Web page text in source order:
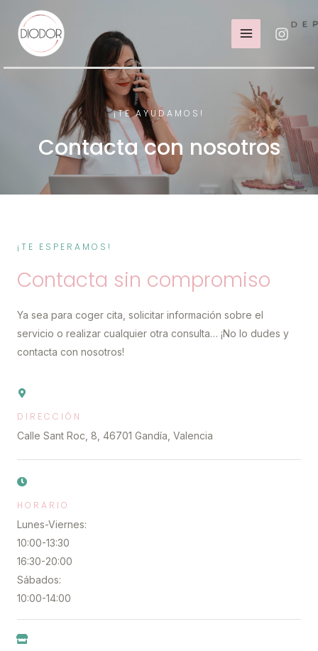
¡TE AYUDAMOS!
Contacta con nosotros
¡TE ESPERAMOS!
Contacta sin compromiso
Ya sea para coger cita, solicitar información sobre el
servicio o realizar cualquier otra consulta… ¡No lo dudes y
contacta con nosotros!
DIRECCIÓN
Calle Sant Roc, 8, 46701 Gandía, Valencia
HORARIO
Lunes-Viernes:
10:00-13:30
16:30-20:00
Sábados:
10:00-14:00